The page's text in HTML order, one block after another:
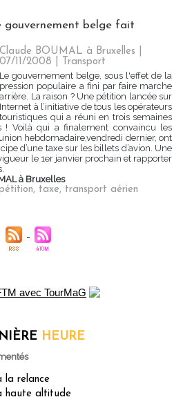
gouvernement belge fait
Claude BOUMAL à Bruxelles |
07/11/2008
Transport
Le gouvernement belge, sous l'effet de la
pression populaire a fini par faire marche
arrière. La raison ? Une pétition lancée sur
Internet à l’initiative de tous les opérateurs
touristiques qui a réuni en trois semaines
! Voilà qui a finalement convaincu les
hebdomadaire,vendredi dernier, ont
d’une taxe sur les billets d’avion. Une
le 1er janvier prochain et rapporter
à Bruxelles
, taxe, transport aérien
HEURE
la relance
haute altitude